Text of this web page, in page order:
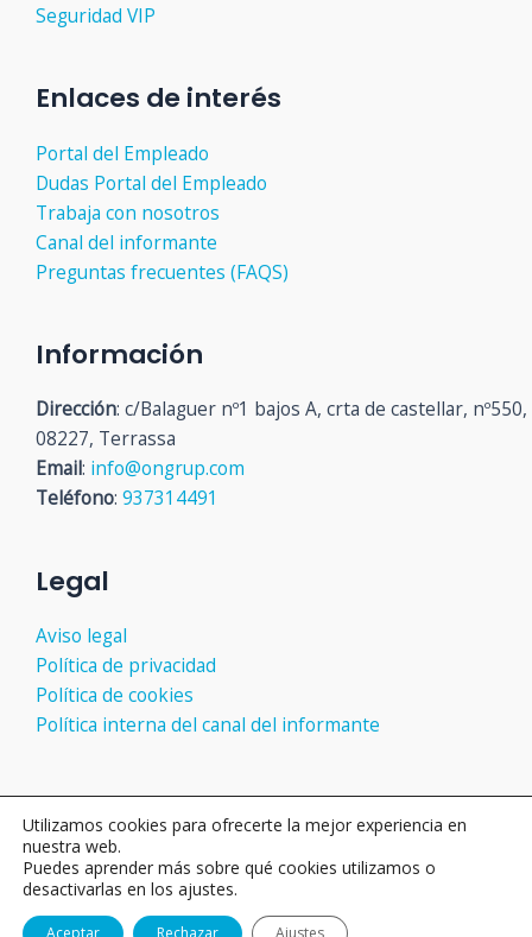
Seguridad VIP
Enlaces de interés
Portal del Empleado
Dudas Portal del Empleado
Trabaja con nosotros
Canal del informante
Preguntas frecuentes (FAQS)
Información
Dirección: c/Balaguer nº1 bajos A, crta de castellar, nº550,
08227, Terrassa
Email: info@ongrup.com
Teléfono: 937314491
Legal
Aviso legal
Política de privacidad
Política de cookies
Política interna del canal del informante
Utilizamos cookies para ofrecerte la mejor experiencia en
nuestra web.
Puedes aprender más sobre qué cookies utilizamos o
desactivarlas en los ajustes.
Aceptar Rechazar Ajustes